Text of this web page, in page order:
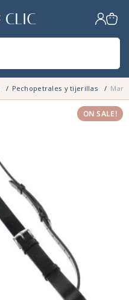
Pechopetrales y tijerillas
ON SALE!